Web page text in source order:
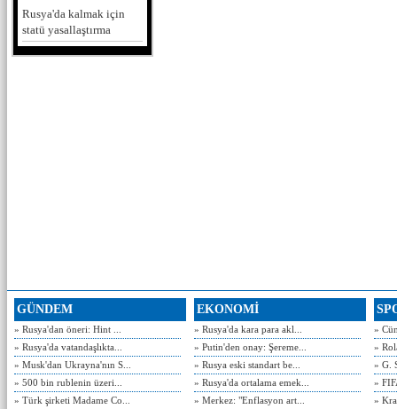
Rusya'da kalmak için
statü yasallaştırma
GÜNDEM
» Rusya'dan öneri: Hint ...
» Rusya'da vatandaşlıkta...
» Musk'dan Ukrayna'nın S...
» 500 bin rublenin üzeri...
» Türk şirketi Madame Co...
EKONOMİ
» Rusya'da kara para akl...
» Putin'den onay: Şereme...
» Rusya eski standart be...
» Rusya'da ortalama emek...
» Merkez: "Enflasyon art...
»
»
» G.
»
»